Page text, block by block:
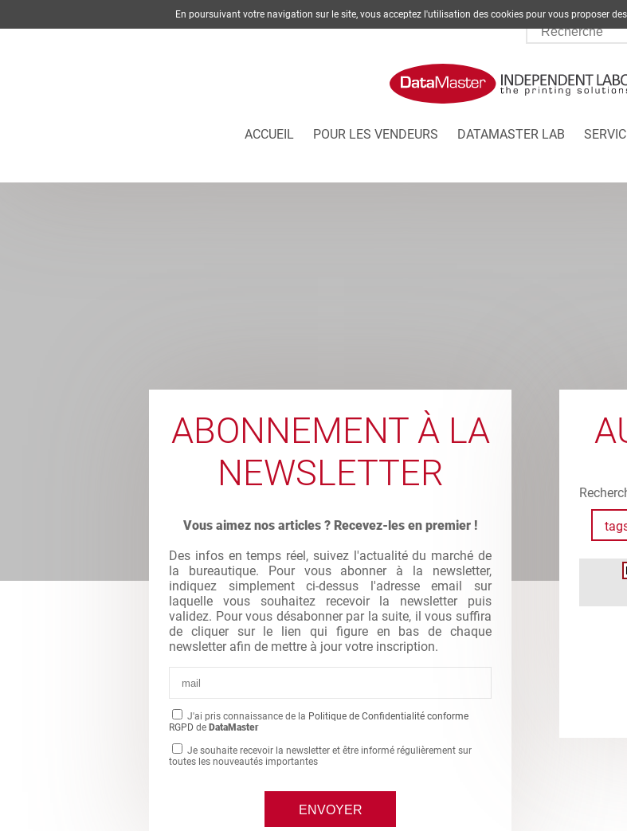
ACCUEIL POUR LES VENDEURS DATAMASTER LAB
ABONNEMENT À LA
NEWSLETTER
Vous aimez nos articles ? Recevez-les en premier !
Des infos en temps réel, suivez l'actualité du marché de
la bureautique. Pour vous abonner à la newsletter,
indiquez simplement ci-dessus l'adresse email sur
laquelle vous souhaitez recevoir la newsletter puis
validez. Pour vous désabonner par la suite, il vous suffira
de cliquer sur le lien qui figure en bas de chaque
newsletter afin de mettre à jour votre inscription.
J'ai pris connaissance de la Politique de Confidentialité conforme
RGPD de DataMaster
Je souhaite recevoir la newsletter et être informé régulièrement sur
toutes les nouveautés importantes
En poursuivant votre navigation sur le site, vous acceptez l'utilisation des cookies pour vous